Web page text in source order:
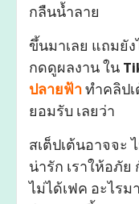
กลืนน้ำลาย
ขึ้นมาเลย แถมยั
กดดูผลงาน ใน
ปลายฟ้าทำคลิป
ยอมรับ เลยว่า
สเต็ปเต้นอาจจะ
น่ารัก เราให้อภั
ไม่ได้เฟค อะไรม